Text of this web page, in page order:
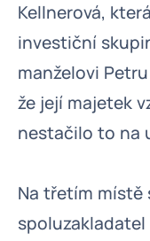
Kellnerová,
investiční
manželovi
že její majetek
nestačilo to na
Na třetím místě